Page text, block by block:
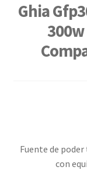
Ghia
Fuente de
con